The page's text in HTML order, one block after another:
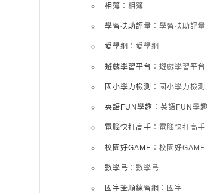
相簿 ：相簿
學習扶助評量 ：學習扶助評量
愛學網 ：愛學網
遊戲學習平台 ：遊戲學習平台
國小學力檢測 ：國小學力檢測
英語FUN學趣 ：英語FUN學趣
電腦快打高手 ：電腦快打高手
校園好GAME ：校園好GAME
數學島 ：數學島
國字筆順練習網 ：國字